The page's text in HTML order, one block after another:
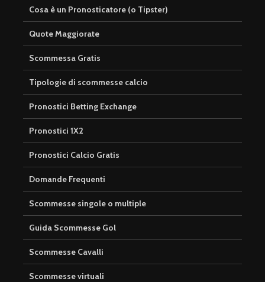
Cosa è un Pronosticatore (o Tipster)
Quote Maggiorate
Scommessa Gratis
Tipologie di scommesse calcio
Pronostici Betting Exchange
Pronostici 1X2
Pronostici Calcio Gratis
Domande Frequenti
Scommesse singole o multiple
Guida Scommesse Gol
Scommesse Cavalli
Scommesse virtuali